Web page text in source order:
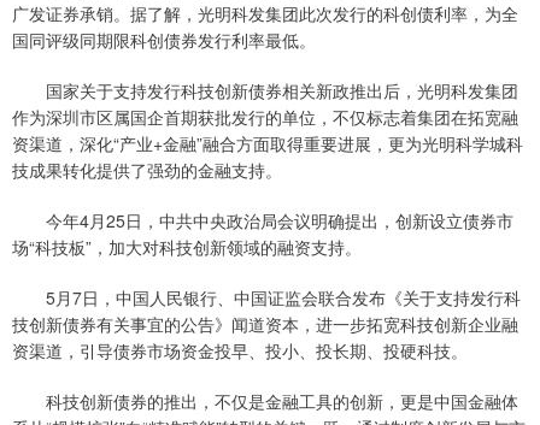
广发证券承销。据了解，光明科发集团此次发行的科创债利率，为全
国同评级同期限科创债券发行利率最低。
国家关于支持发行科技创新债券相关新政推出后，光明科发集团
作为深圳市区属国企首期获批发行的单位，不仅标志着集团在拓宽融
资渠道，深化“产业+金融”融合方面取得重要进展，更为光明科学城科
技成果转化提供了强劲的金融支持。
今年4月25日，中共中央政治局会议明确提出，创新设立债券市
场“科技板”，加大对科技创新领域的融资支持。
5月7日，中国人民银行、中国证监会联合发布《关于支持发行科
技创新债券有关事宜的公告》闻道资本，进一步拓宽科技创新企业融
资渠道，引导债券市场资金投早、投小、投长期、投硬科技。
科技创新债券的推出，不仅是金融工具的创新，更是中国金融体